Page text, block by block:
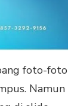
foto-foto
Namun